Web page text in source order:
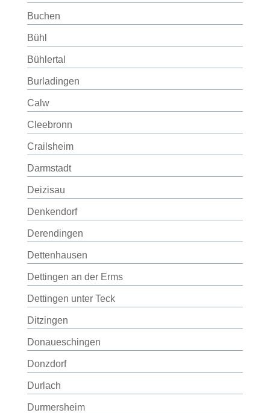
Buchen
Bühl
Bühlertal
Burladingen
Calw
Cleebronn
Crailsheim
Darmstadt
Deizisau
Denkendorf
Derendingen
Dettenhausen
Dettingen an der Erms
Dettingen unter Teck
Ditzingen
Donaueschingen
Donzdorf
Durlach
Durmersheim